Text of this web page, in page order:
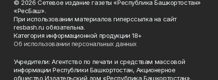
© 2026 Сетевое издание газеты «Республика Башкортостан»
«РесБаш».
При использовании материалов гиперссылка на сайт
resbash.ru обязательна.
Категория информационной продукции 18+
Об использовании персональных данных
Учредители: Агентство по печати и средствам массовой
информации Республики Башкортостан, Акционерное
общество Издательский дом «Республика Башкортостан».